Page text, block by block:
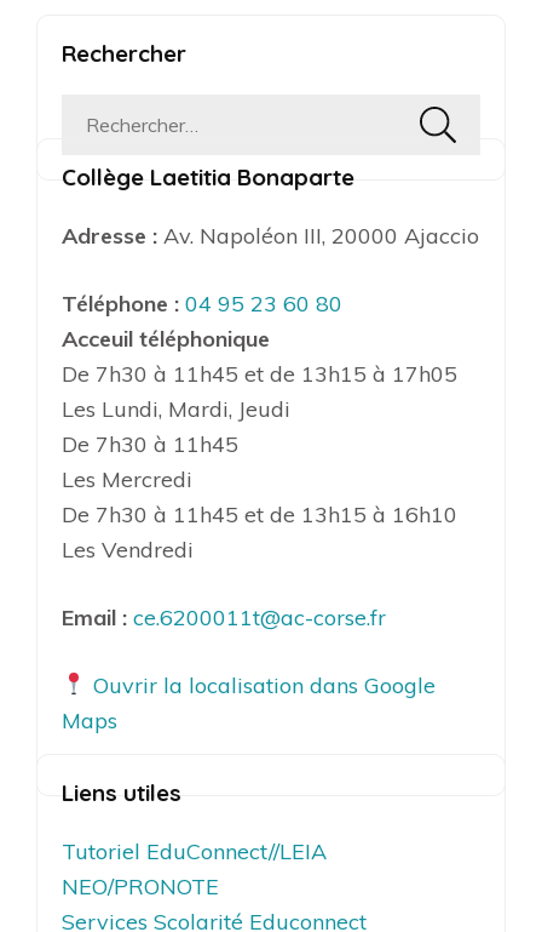
Rechercher
Rechercher :
Collège Laetitia Bonaparte
Adresse : Av. Napoléon III, 20000 Ajaccio
Téléphone : 04 95 23 60 80
Acceuil téléphonique
De 7h30 à 11h45 et de 13h15 à 17h05
Les Lundi, Mardi, Jeudi
De 7h30 à 11h45
Les Mercredi
De 7h30 à 11h45 et de 13h15 à 16h10
Les Vendredi
Email : ce.6200011t@ac-corse.fr
Ouvrir la localisation dans Google
Maps
Liens utiles
Tutoriel EduConnect//LEIA
NEO/PRONOTE
Services Scolarité Educonnect